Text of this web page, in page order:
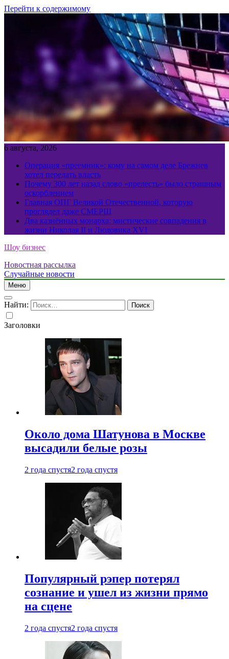
Перейти к содержимому
6 августа, 2026
Операция «преемник»: кому на самом деле Брежнев
хотел передать власть
Почему 300 лет назад слово «прелесть» было страшным
оскорблением
Главная ОПГ Великой Отечественной, которую
проглядел даже СМЕРШ
Два казнённых монарха: мистические совпадения в
жизни Николая II и Людовика XVI
Шоу бизнес
Новостная рассылка
Случайные новости
Меню
Найти:
Заголовки
Около дома Шатунова в Москве
высадили белые розы
2 года спустя2 года спустя
Популярный рэпер потерял
сознание и ушел из жизни прямо
на сцене
2 года спустя2 года спустя